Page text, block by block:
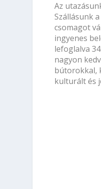
Az
Szállásunk a
csomagot
ingyenes
lefoglalva
nagyon
bútorokkal,
kulturált és